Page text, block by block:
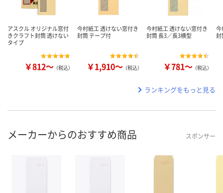
アスクル オリジナル窓付
きクラフト封筒 透けない
タイプ
￥812～ （税込）
今村紙工 透けない窓付き
封筒 テープ付
￥1,910～ （税込）
今村紙工 透けない窓付き
封筒 長3／長3横型
￥781～ （税込）
今
封
ランキングをもっと見る
メーカーからのおすすめ商品 スポンサー